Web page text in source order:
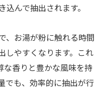
んで抽出されます。
、お湯が粉に触れる時間
しやすくなります。これ
な香りと豊かな風味を持
でも、効率的に抽出が行